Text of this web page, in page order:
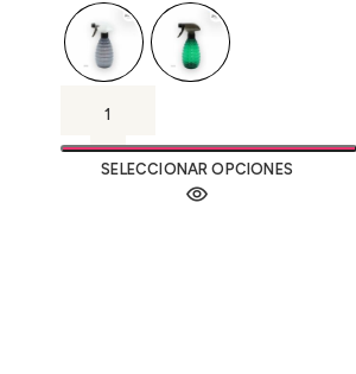
SELECCIONAR OPCIONES